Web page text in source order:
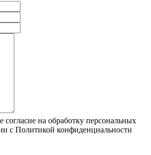
согласие на обработку персональных
с Политикой конфиденциальности